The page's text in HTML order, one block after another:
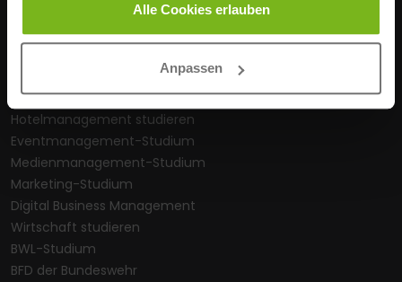
Alle Cookies erlauben
Anpassen
Sporttrainer-Ausbildung
Leistungssportler
Gesundheitsmanagement-Studium
Coaching-Weiterbildungen
Hotelmanagement studieren
Eventmanagement-Studium
Medienmanagement-Studium
Marketing-Studium
Digital Business Management
Wirtschaft studieren
BWL-Studium
BFD der Bundeswehr